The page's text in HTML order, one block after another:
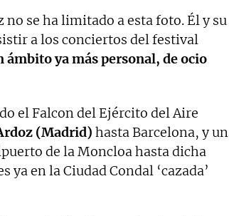
no se ha limitado a esta foto. Él y su
a los conciertos del festival
ámbito ya más personal, de ocio
el Falcon del Ejército del Aire
(Madrid) hasta Barcelona, y un
de la Moncloa hasta dicha
ya en la Ciudad Condal ‘cazada’